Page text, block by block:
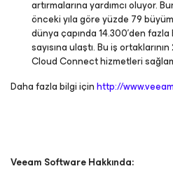
artırmalarına yardımcı oluyor.
önceki yıla göre yüzde 79
dünya çapında 14.300’den
sayısına ulaştı. Bu iş
Cloud Connect hizmetleri
Daha fazla bilgi içinhttp://
Veeam Software Hakkında: